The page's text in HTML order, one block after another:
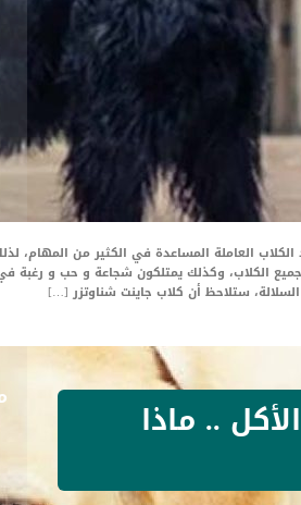
الكلاب العاملة المساعدة في الكثير من
الكلاب، وكذلك يمتلكون شجاعة و حب و رغبة
ستلاحظ أن كلاب جاينت شناوتزر […]
.. ماذا